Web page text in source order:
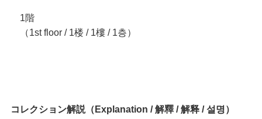
1階
（1st floor / 1楼 / 1樓 / 1층）
コレクション解説（Explanation / 解釋 / 解释 / 설명）